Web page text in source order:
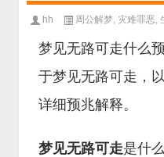
hh 周公解梦, 灾难罪恶,
梦见无路可走什么
于梦见无路可走，
详细预兆解释。
梦见无路可走是什